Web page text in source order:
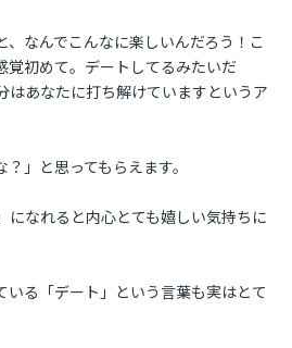
、なんでこんなに楽しいんだろう！こ
覚初めて。デートしてるみたいだ
はあなたに打ち解けていますというア
？」と思ってもらえます。
になれると内心とても嬉しい気持ちに
いる「デート」という言葉も実はとて